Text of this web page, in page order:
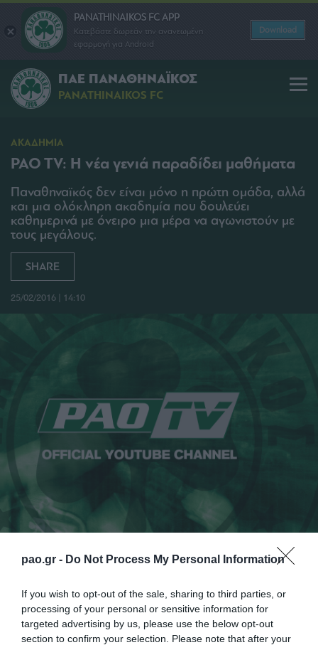
pao.gr - Do Not Process My Personal Information
If you wish to opt-out of the sale, sharing to third parties, or
processing of your personal or sensitive information for
targeted advertising by us, please use the below opt-out
section to confirm your selection. Please note that after your
PANATHINAIKOS FC APP
Κατεβάστε δωρεάν την ανανεωμένη
εφαρμογή για Android
Download
ΠΑΕ ΠΑΝΑΘΗΝΑΪΚΟΣ
PANATHINAIKOS FC
ΑΚΑΔΗΜΙΑ
PAO TV: Η νέα γενιά παραδίδει μαθήματα
Παναθηναϊκός δεν είναι μόνο η πρώτη ομάδα, αλλά
και μια ολόκληρη ακαδημία που δουλεύει
καθημερινά με όνειρο μια μέρα να αγωνιστούν με
τους μεγάλους.
SHARE
25/02/2016 | 14:10
Η κάμερα τουPAO TVβρέθηκε σε μια προπόνηση
της πιτσιρικαρίας του Παναθηναϊκού και κατέγραψε
όμορφες ντρίμπλες, γκολ και τάκλιν από το νέο αίμα